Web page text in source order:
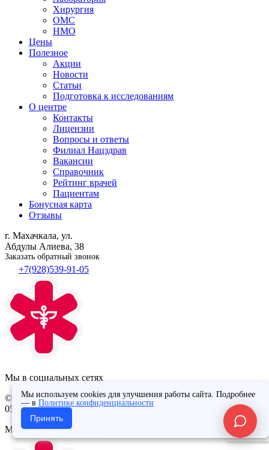
Хирургия
ОМС
НМО
Цены
Полезное
Акции
Новости
Статьи
Подготовка к исследованиям
О центре
Контакты
Лицензии
Вопросы и ответы
Филиал Нацздрав
Вакансии
Справочник
Рейтинг врачей
Пациентам
Бонусная карта
Отзывы
г. Махачкала, ул.
Абдулы Алиева, 38
Заказать обратный звонок
+7(928)539-91-05
Мы в социальных сетях
© 2026 ООО «Медицинский центр «Здоровье» | ИНН/КПП:
0562051099/057201001 | ОГРН: 1020502633260
Карта сайта
Мы в социальных сетях
Мы используем cookies для улучшения работы сайта. Подробнее
— в Политике конфиденциальности
Принять